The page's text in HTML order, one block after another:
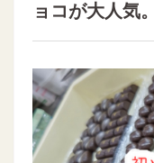
ョコが大人気。